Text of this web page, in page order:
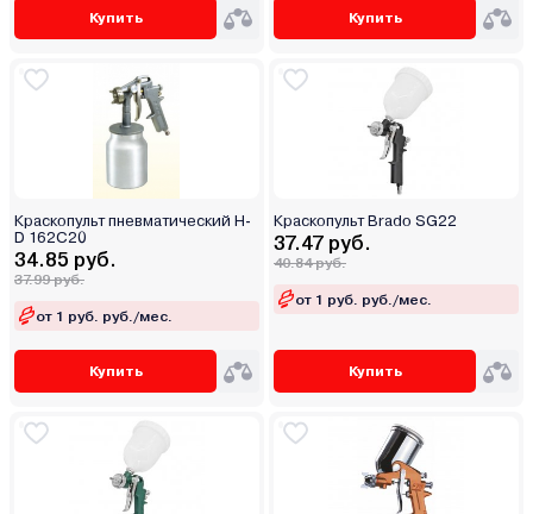
Купить Купить
Краскопульт пневматический H-
D 162C20
34.85 руб.
37.99 руб.
от 1 руб. руб./мес.
Купить
Краскопульт Brado SG22
37.47 руб.
40.84 руб.
от 1 руб. руб./мес.
Купить